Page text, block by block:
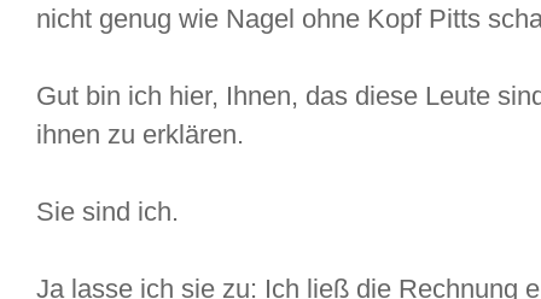
nicht genug wie Nagel ohne Kopf Pitts
Gut bin ich hier, Ihnen, das diese Leute
ihnen zu erklären.
Sie sind ich.
Ja lasse ich sie zu: Ich ließ die Rechnung